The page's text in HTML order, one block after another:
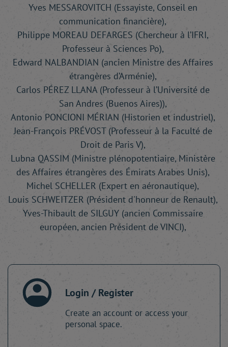
Yves MESSAROVITCH (Essayiste, Conseil en
communication financière),
Philippe MOREAU DEFARGES (Chercheur à l’IFRI,
Professeur à Sciences Po),
Edward NALBANDIAN (ancien Ministre des Affaires
étrangères d’Arménie),
Carlos PÉREZ LLANA (Professeur à l’Université de
San Andres (Buenos Aires)),
Antonio PONCIONI MÉRIAN (Historien et industriel),
Jean-François PRÉVOST (Professeur à la Faculté de
Droit de Paris V),
Lubna QASSIM (Ministre plénopotentiaire, Ministère
des Affaires étrangères des Émirats Arabes Unis),
Michel SCHELLER (Expert en aéronautique),
Louis SCHWEITZER (Président d'honneur de Renault),
Yves-Thibault de SILGUY (ancien Commissaire
européen, ancien Président de VINCI),
Login / Register
Create an account or access your
personal space.